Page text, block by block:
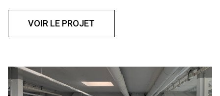
VOIR LE PROJET